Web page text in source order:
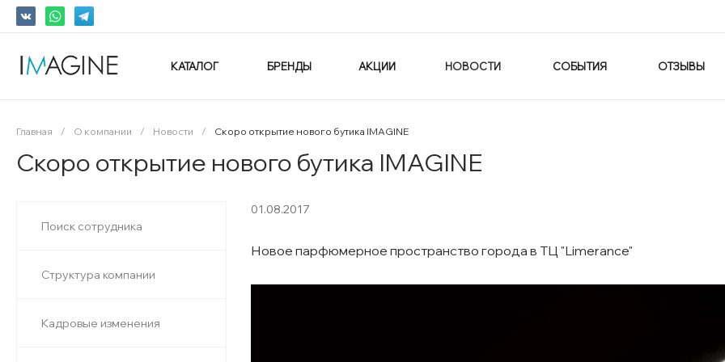
КАТАЛОГ БРЕНДЫ АКЦИИ НОВОСТИ СОБЫТИЯ ОТЗЫВЫ
Главная / О компании / Новости / Скоро открытие нового бутика IMAGINE
Скоро открытие нового бутика IMAGINE
Поиск сотрудника
Структура компании
Кадровые изменения
01.08.2017
Новое парфюмерное пространство города в ТЦ "Limerance"